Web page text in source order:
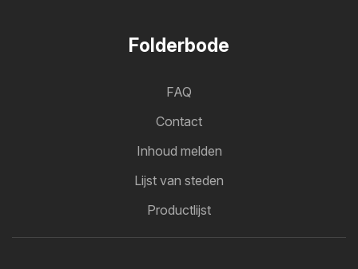
Folderbode
FAQ
Contact
Inhoud melden
Lijst van steden
Productlijst